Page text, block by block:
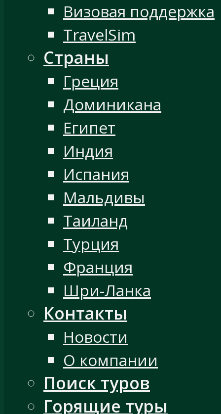
Визовая поддержка
TravelSim
Страны
Греция
Доминикана
Египет
Индия
Испания
Мальдивы
Таиланд
Турция
Франция
Шри-Ланка
Контакты
Новости
О компании
Поиск туров
Горящие туры